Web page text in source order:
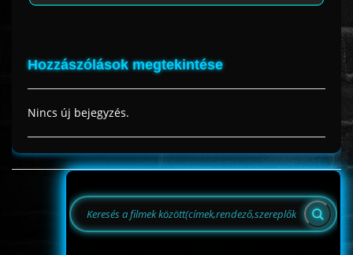
Hozzászólások megtekintése
Nincs új bejegyzés.